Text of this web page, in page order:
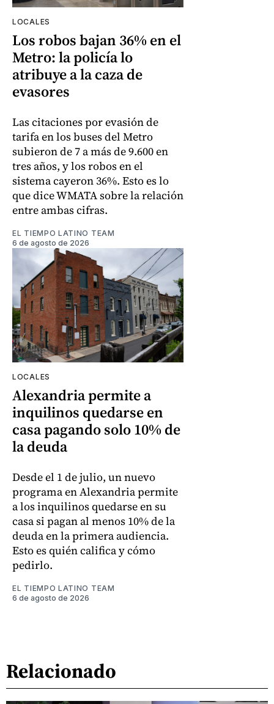
LOCALES
Los robos bajan 36% en el
Metro: la policía lo
atribuye a la caza de
evasores
Las citaciones por evasión de
tarifa en los buses del Metro
subieron de 7 a más de 9.600 en
tres años, y los robos en el
sistema cayeron 36%. Esto es lo
que dice WMATA sobre la relación
entre ambas cifras.
EL TIEMPO LATINO TEAM
6 de agosto de 2026
LOCALES
Alexandria permite a
inquilinos quedarse en
casa pagando solo 10% de
la deuda
Desde el 1 de julio, un nuevo
programa en Alexandria permite
a los inquilinos quedarse en su
casa si pagan al menos 10% de la
deuda en la primera audiencia.
Esto es quién califica y cómo
pedirlo.
EL TIEMPO LATINO TEAM
6 de agosto de 2026
Relacionado